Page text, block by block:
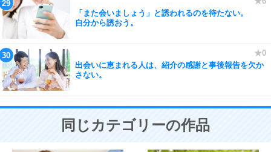
「また会いましょう」と誘われるのを待たない。
自分から誘おう。
出会いに恵まれる人は、紹介の感謝と事後報告を欠か
さない。
同じカテゴリーの作品